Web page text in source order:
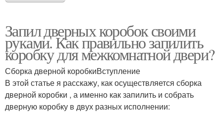
Запил дверных коробок своими
руками. Как правильно запилить
коробку для межкомнатной двери?
Сборка дверной коробкиВступление
В этой статье я расскажу, как осуществляется сборка
дверной коробки , а именно как запилить и собрать
дверную коробку в двух разных исполнении: